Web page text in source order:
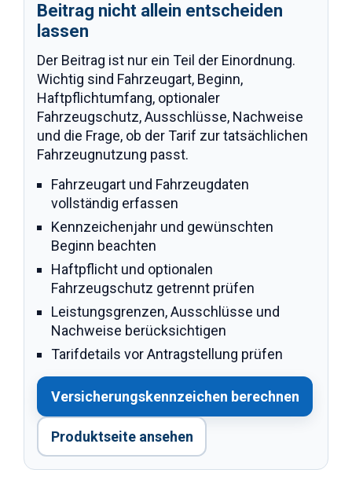
Beitrag nicht allein entscheiden
lassen
Der Beitrag ist nur ein Teil der Einordnung.
Wichtig sind Fahrzeugart, Beginn,
Haftpflichtumfang, optionaler
Fahrzeugschutz, Ausschlüsse, Nachweise
und die Frage, ob der Tarif zur tatsächlichen
Fahrzeugnutzung passt.
Fahrzeugart und Fahrzeugdaten
vollständig erfassen
Kennzeichenjahr und gewünschten
Beginn beachten
Haftpflicht und optionalen
Fahrzeugschutz getrennt prüfen
Leistungsgrenzen, Ausschlüsse und
Nachweise berücksichtigen
Tarifdetails vor Antragstellung prüfen
Versicherungskennzeichen berechnen
Produktseite ansehen